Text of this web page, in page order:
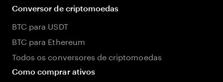
Conversor de criptomoedas
BTC para USDT
BTC para Ethereum
Todos os conversores de criptomoedas
Como comprar ativos